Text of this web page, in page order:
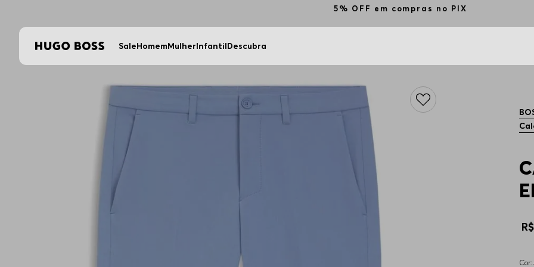
5% OFF em compras no PIX
SaleHomemMulherInfantilDescubra
R$
Cor: